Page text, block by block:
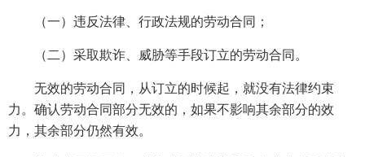
（一）违反法律、行政法规的劳动合同；
（二）采取欺诈、威胁等手段订立的劳动合同。
无效的劳动合同，从订立的时候起，就没有法律约束
力。确认劳动合同部分无效的，如果不影响其余部分的效
力，其余部分仍然有效。